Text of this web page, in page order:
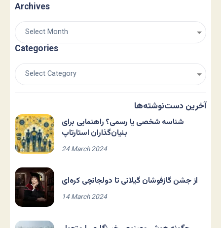
Archives
Categories
آخرین دست‌نوشته‌ها
شناسه شخصی یا رسمی؟ راهنمایی برای
بنیان‌گذاران استارتاپ
24 March 2024
از جشن گازفوشان گیلانی تا دولجانچی کره‌ای
14 March 2024